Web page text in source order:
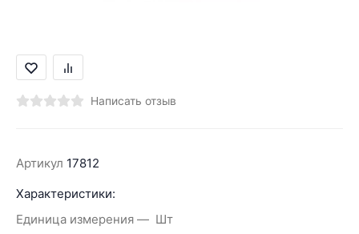
Написать отзыв
Артикул 17812
Характеристики:
Единица измерения
Шт